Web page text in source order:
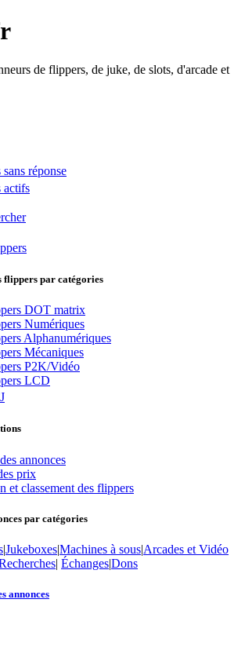
de flippers, de juke, de slots, d'arcade et
sans réponse
actifs
flippers par catégories
DOT matrix
Numériques
Alphanumériques
Mécaniques
P2K/Vidéo
LCD
annonces
prix
et classement des flippers
par catégories
|Jukeboxes|Machines à sous|Arcades et Vidéo
| Échanges|Dons
annonces